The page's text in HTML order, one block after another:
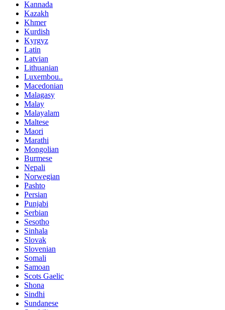
Kannada
Kazakh
Khmer
Kurdish
Kyrgyz
Latin
Latvian
Lithuanian
Luxembou..
Macedonian
Malagasy
Malay
Malayalam
Maltese
Maori
Marathi
Mongolian
Burmese
Nepali
Norwegian
Pashto
Persian
Punjabi
Serbian
Sesotho
Sinhala
Slovak
Slovenian
Somali
Samoan
Scots Gaelic
Shona
Sindhi
Sundanese